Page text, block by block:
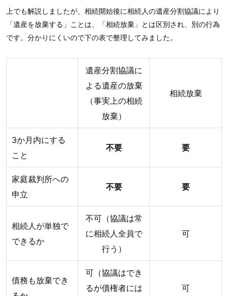
上でも解説しましたが、相続開始後に相続人の遺産分割協議により
「遺産を放棄する」ことは、「相続放棄」とは区別され、別の行為
です。分かりにくいので下の表で整理してみました。
遺産分割協議に
よる遺産の放棄
（事実上の相続
放棄）
相続放棄
3か月内にする
こと
不要 要
家庭裁判所への
申立
不要 要
相続人が単独で
できるか
不可（協議は常
に相続人全員で
行う）
可
債務も放棄でき
可（協議はでき
るが債権者には
可